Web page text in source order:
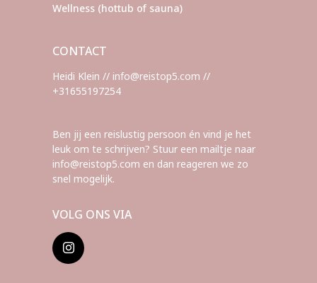
Wellness (hottub of sauna)
CONTACT
Heidi Klein // info@reistop5.com //
+31655197254
Ben jij een reislustig persoon én vind je het
leuk om te schrijven? Stuur een mailtje naar
info@reistop5.com en dan reageren we zo
snel mogelijk.
VOLG ONS VIA